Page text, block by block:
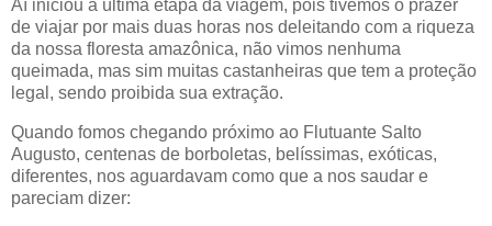
Aí iniciou a última etapa da viagem, pois tivemos o prazer
de viajar por mais duas horas nos deleitando com a riqueza
da nossa floresta amazônica, não vimos nenhuma
queimada, mas sim muitas castanheiras que tem a proteção
legal, sendo proibida sua extração.
Quando fomos chegando próximo ao Flutuante Salto
Augusto, centenas de borboletas, belíssimas, exóticas,
diferentes, nos aguardavam como que a nos saudar e
pareciam dizer: